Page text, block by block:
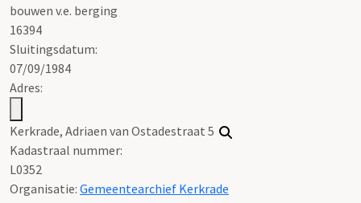
bouwen v.e. berging
16394
Sluitingsdatum:
07/09/1984
Adres:
Kerkrade, Adriaen van Ostadestraat 5
Kadastraal nummer:
L0352
Organisatie: Gemeentearchief Kerkrade